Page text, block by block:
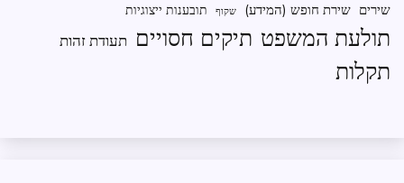
שירים שירת חופש (המידע) שקוף תובענות ייצוגיות
תולעת המשפט תיקים חסויים תעודת זהות
תקלות